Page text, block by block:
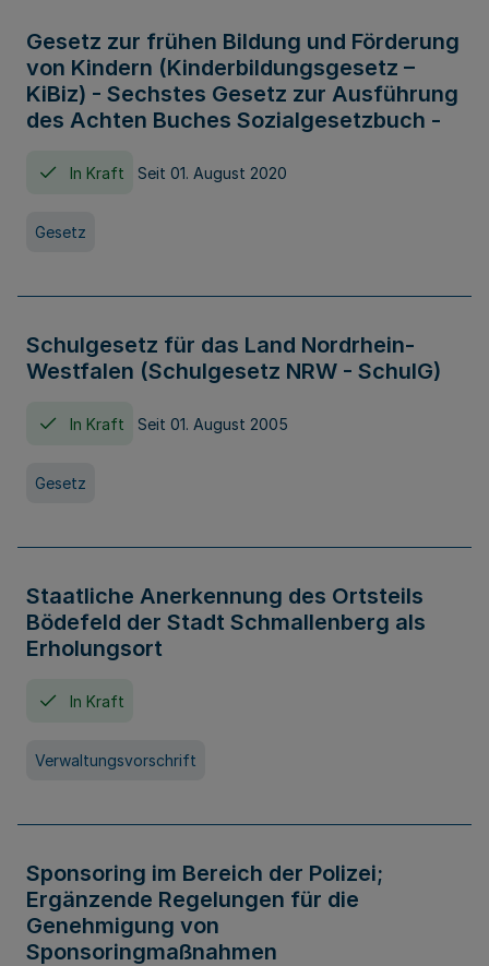
Gesetz zur frühen Bildung und Förderung
von Kindern (Kinderbildungsgesetz –
KiBiz) - Sechstes Gesetz zur Ausführung
des Achten Buches Sozialgesetzbuch -
In Kraft Seit 01. August 2020
Gesetz
Schulgesetz für das Land Nordrhein-
Westfalen (Schulgesetz NRW - SchulG)
In Kraft Seit 01. August 2005
Gesetz
Staatliche Anerkennung des Ortsteils
Bödefeld der Stadt Schmallenberg als
Erholungsort
In Kraft
Verwaltungsvorschrift
Sponsoring im Bereich der Polizei;
Ergänzende Regelungen für die
Genehmigung von
Sponsoringmaßnahmen